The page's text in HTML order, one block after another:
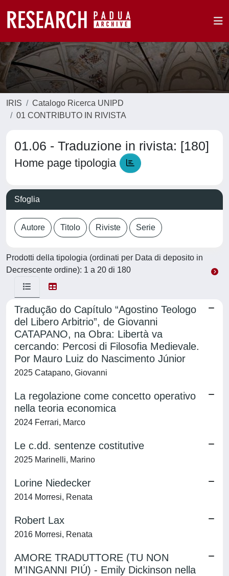
IRIS
Catalogo Ricerca UNIPD
01 CONTRIBUTO IN RIVISTA
01.06 - Traduzione in rivista: [180]
Home page tipologia
Sfoglia
Prodotti della tipologia (ordinati per Data di deposito in
Decrescente ordine): 1 a 20 di 180
Tradução do Capítulo “Agostino Teologo
del Libero Arbitrio”, de Giovanni
CATAPANO, na Obra: Libertà va
cercando: Percosi di Filosofia Medievale.
Por Mauro Luiz do Nascimento Júnior
2025 Catapano, Giovanni
La regolazione come concetto operativo
nella teoria economica
2024 Ferrari, Marco
Le c.dd. sentenze costitutive
2025 Marinelli, Marino
Lorine Niedecker
2014 Morresi, Renata
Robert Lax
2016 Morresi, Renata
AMORE TRADUTTORE (TU NON
M’INGANNI PIÚ) - Emily Dickinson nella